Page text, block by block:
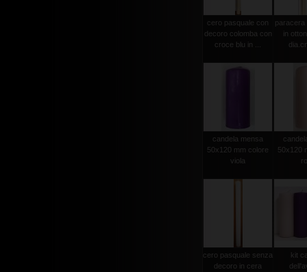
cero pasquale con
decoro colomba con
croce blu in ...
in
candela mensa
50x120 mm colore
viola
50x120
cero pasquale senza
decoro in cera
kit